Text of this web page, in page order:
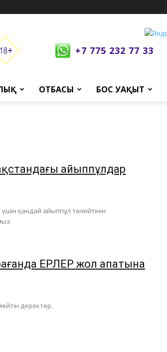
+7 775 232 77 33
ОТБАСЫ БОС УАҚЫТ
айыппұлдар
қандай айыппұл төлейтінін
ЕРЛЕР жол апатына
деректер.